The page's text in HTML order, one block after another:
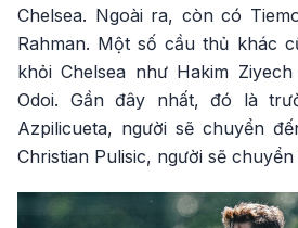
Chelsea. Ngoài ra, còn có
Rahman. Một số cầu thủ khác
khỏi Chelsea như Hakim
Odoi. Gần đây nhất, đó là
Azpilicueta, người sẽ chuyển
Christian Pulisic, người sẽ